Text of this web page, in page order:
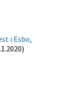
i Esbo,